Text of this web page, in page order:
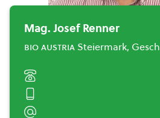
Mag. Josef Renner
bio austria Steiermark,